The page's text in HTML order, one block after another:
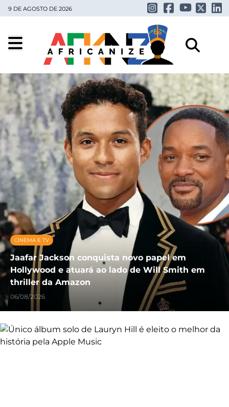
9 DE AGOSTO DE 2026
CINEMA E TV
Jaafar Jackson conquista novo papel em
Hollywood e atuará ao lado de Will Smith em
thriller da Amazon
06/08/2026